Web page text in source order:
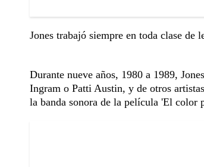
Jones trabajó siempre en toda clase de
Durante nueve años, 1980 a 1989,
Ingram o Patti Austin, y de otros
la banda sonora de la película 'El color